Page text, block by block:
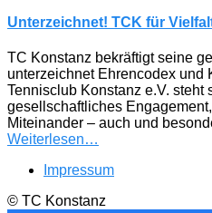
Unterzeichnet! TCK für
TC Konstanz bekräftigt seine
unterzeichnet Ehrencodex und
Tennisclub Konstanz e.V. steht
gesellschaftliches
Miteinander – auch und
Weiterlesen…
Impressum
© TC Konstanz